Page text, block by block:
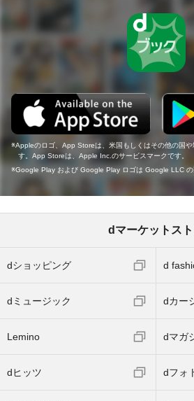
Appleのロゴ、App Storeは、米国もしくはその他の国
す。App Storeは、Apple Inc.のサービスマークです。
Google Play および Google Play ロゴは Google LLC の
dマーケットス
dショッピング d
dミュージック dカー
Lemino dマガ
dヒッツ dフォ